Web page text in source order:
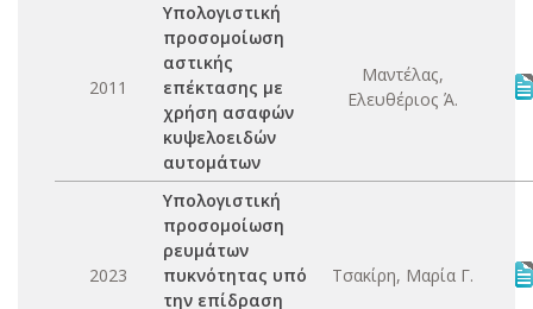
2011
Υπολογιστική
προσομοίωση
αστικής
επέκτασης με
χρήση ασαφών
κυψελοειδών
αυτομάτων
Μαντέλας,
Ελευθέριος Ά.
2023
Υπολογιστική
προσομοίωση
ρευμάτων
πυκνότητας υπό
την επίδραση
Τσακίρη, Μαρία Γ.